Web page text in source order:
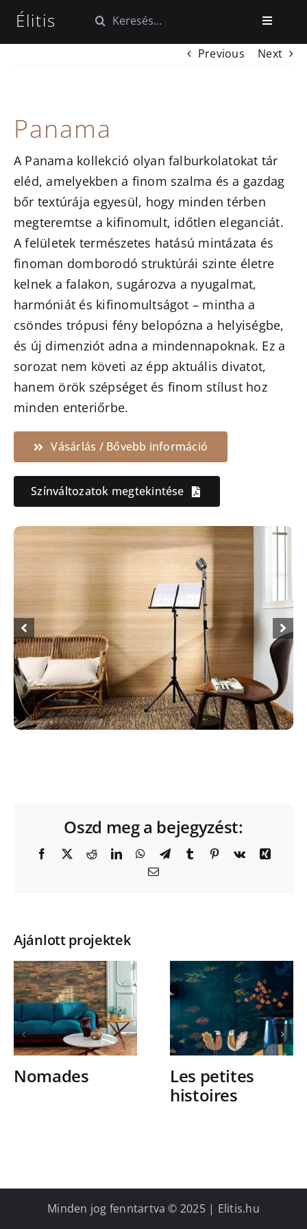
Kihagyás
Élitis
Toggle
Blog
Keresés...
Previous Next
Panama
A Panama kollekció olyan falburkolatokat tár
eléd, amelyekben a finom szalma és a gazdag
bőr textúrája egyesül, hogy minden térben
megteremtse a kifinomult, időtlen eleganciát.
A felületek természetes hatású mintázata és
finoman domborodó struktúrái szinte életre
kelnek a falakon, sugározva a nyugalmat,
harmóniát és kifinomultságot – mintha a
csöndes trópusi fény belopózna a helyiségbe,
és új dimenziót adna a mindennapoknak. Ez a
sorozat nem követi az épp aktuális divatot,
hanem örök szépséget és finom stílust hoz
minden enteriőrbe.
Vásárlás / Bővebb információ
Színváltozatok megtekintése
Oszd meg a bejegyzést:
Facebook
X RedditLinkedInWhatsApp
TelegramTumblr Pinterest
Vk
Xing
Email:
Ajánlott projektek
Nomades
Les petites
histoires
Minden jog fenntartva © 2025 | Elitis.hu